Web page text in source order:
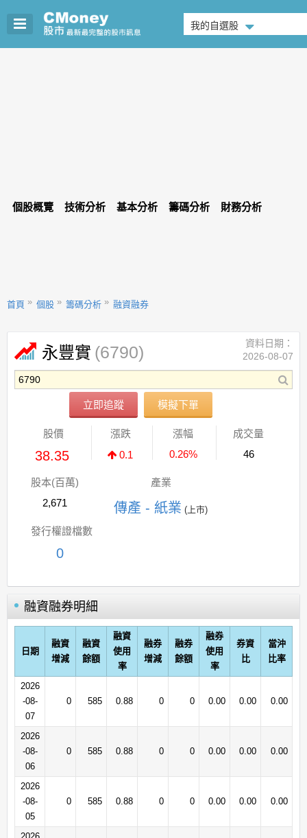
我的自選股
個股概覽 技術分析 基本分析 籌碼分析 財務分析
首頁 個股 籌碼分析 融資融券
永豐實 (6790)
立即追蹤 模擬下單
資料日期：
2026-08-07
股價
38.35
漲跌
0.1
漲幅
0.26%
成交量
46
股本(百萬)
2,671
產業
傳產 - 紙業 (上市)
發行權證檔數
0
融資融券明細
日期
融資
增減
融資
餘額
融資
使用
率
融券
增減
融券
餘額
融券
使用
率
券資
比
當沖
比率
2026
-08-
07
0 585 0.88 0 0 0.00 0.00 0.00
2026
-08-
06
0 585 0.88 0 0 0.00 0.00 0.00
2026
-08-
05
0 585 0.88 0 0 0.00 0.00 0.00